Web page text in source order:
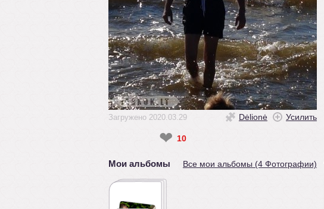
Загружено 2020.03.29 Dėlionė Усилить
❤ 10
Мои альбомы Все мои альбомы (4 Фотографии)